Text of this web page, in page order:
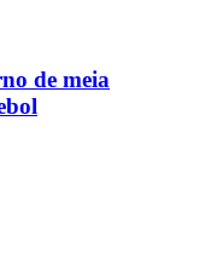
de meia